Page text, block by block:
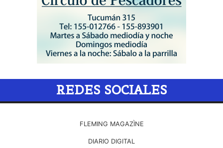
REDES SOCIALES
FLEMING MAGAZÌNE
DIARIO DIGITAL